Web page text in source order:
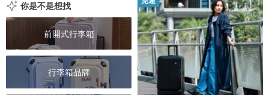
你是不是想找
前開式行李箱
行李箱品牌